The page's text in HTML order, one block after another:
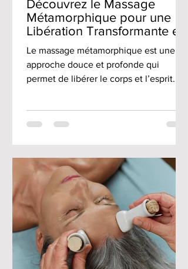
Découvrez le Massage
Métamorphique pour une
Libération Transformante et
Harmonieuse
Le massage métamorphique est une
approche douce et profonde qui
permet de libérer le corps et l’esprit. Ce
dans la colonne vertébrale. Il offre une
mieux-être global, plus d’harmonie et
de légèreté. Si vous cherchez une
méthode pour vous reconnecter à
vous-même et avancer autrement, ce
massage pourrait bien être la clé. Un
espa